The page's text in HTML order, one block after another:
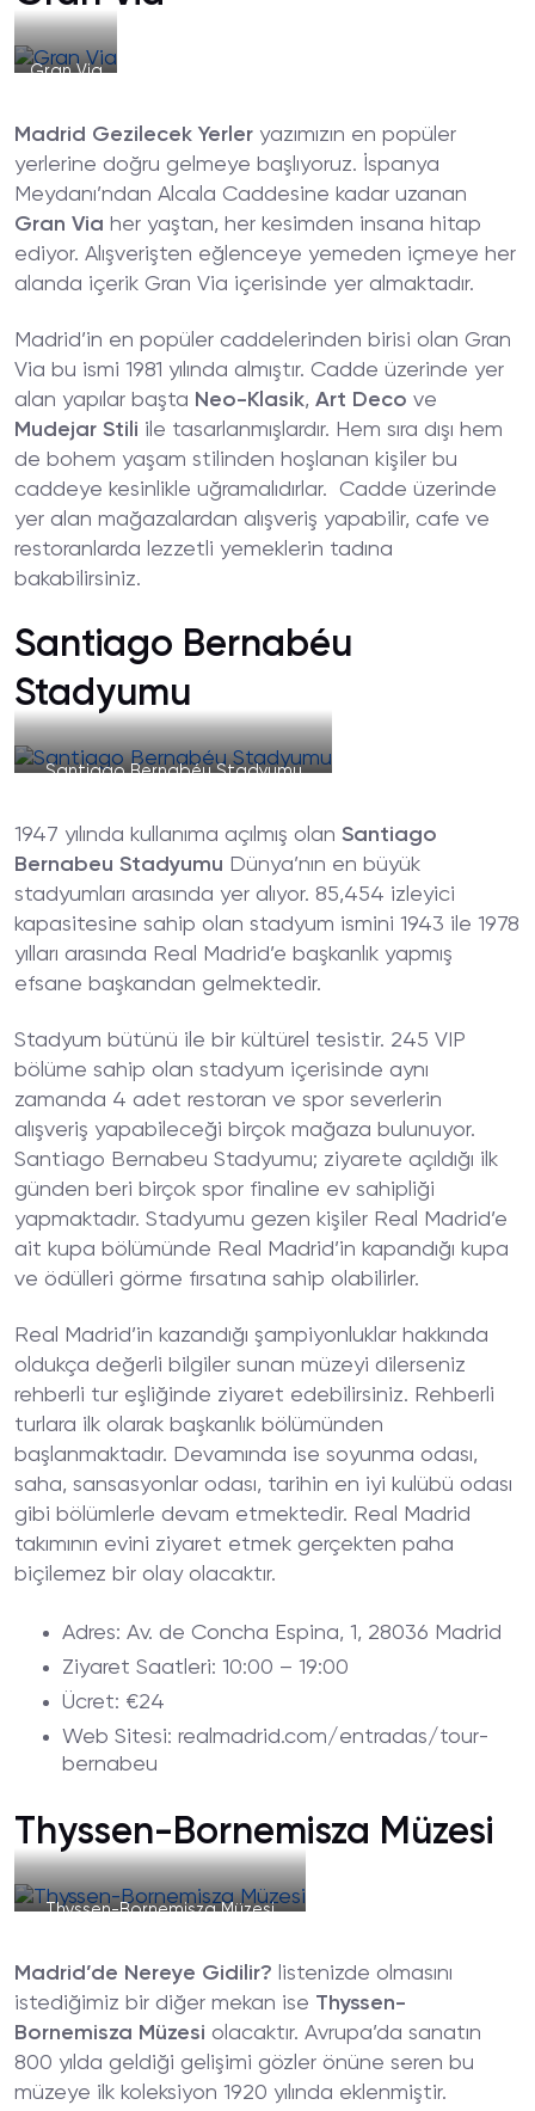
Gran Via
Madrid Gezilecek Yerler yazımızın en popüler
yerlerine doğru gelmeye başlıyoruz. İspanya
Meydanı’ndan Alcala Caddesine kadar uzanan
Gran Via her yaştan, her kesimden insana hitap
ediyor. Alışverişten eğlenceye yemeden içmeye her
alanda içerik Gran Via içerisinde yer almaktadır.
Madrid’in en popüler caddelerinden birisi olan Gran
Via bu ismi 1981 yılında almıştır. Cadde üzerinde yer
alan yapılar başta Neo-Klasik, Art Deco ve
Mudejar Stili ile tasarlanmışlardır. Hem sıra dışı hem
de bohem yaşam stilinden hoşlanan kişiler bu
caddeye kesinlikle uğramalıdırlar. Cadde üzerinde
yer alan mağazalardan alışveriş yapabilir, cafe ve
restoranlarda lezzetli yemeklerin tadına
bakabilirsiniz.
Santiago Bernabéu
Stadyumu
Santiago Bernabéu Stadyumu
1947 yılında kullanıma açılmış olan Santiago
Bernabeu Stadyumu Dünya’nın en büyük
stadyumları arasında yer alıyor. 85,454 izleyici
kapasitesine sahip olan stadyum ismini 1943 ile 1978
yılları arasında Real Madrid’e başkanlık yapmış
efsane başkandan gelmektedir.
Stadyum bütünü ile bir kültürel tesistir. 245 VIP
bölüme sahip olan stadyum içerisinde aynı
zamanda 4 adet restoran ve spor severlerin
alışveriş yapabileceği birçok mağaza bulunuyor.
Santiago Bernabeu Stadyumu; ziyarete açıldığı ilk
günden beri birçok spor finaline ev sahipliği
yapmaktadır. Stadyumu gezen kişiler Real Madrid’e
ait kupa bölümünde Real Madrid’in kapandığı kupa
ve ödülleri görme fırsatına sahip olabilirler.
Real Madrid’in kazandığı şampiyonluklar hakkında
oldukça değerli bilgiler sunan müzeyi dilerseniz
rehberli tur eşliğinde ziyaret edebilirsiniz. Rehberli
turlara ilk olarak başkanlık bölümünden
başlanmaktadır. Devamında ise soyunma odası,
saha, sansasyonlar odası, tarihin en iyi kulübü odası
gibi bölümlerle devam etmektedir. Real Madrid
takımının evini ziyaret etmek gerçekten paha
biçilemez bir olay olacaktır.
Adres: Av. de Concha Espina, 1, 28036 Madrid
Ziyaret Saatleri: 10:00 – 19:00
Ücret: €24
Web Sitesi: realmadrid.com/entradas/tour-
bernabeu
Thyssen-Bornemisza Müzesi
Thyssen-Bornemisza Müzesi
Madrid’de Nereye Gidilir? listenizde olmasını
istediğimiz bir diğer mekan ise Thyssen-
Bornemisza Müzesi olacaktır. Avrupa’da sanatın
800 yılda geldiği gelişimi gözler önüne seren bu
müzeye ilk koleksiyon 1920 yılında eklenmiştir.